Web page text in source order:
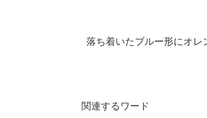
落ち着いたブルー形にオレ
関連するワード